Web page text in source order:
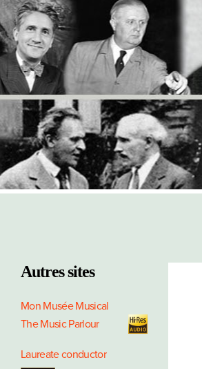
Autres sites
Mon Musée Musical
The Music Parlour
Laureate conductor